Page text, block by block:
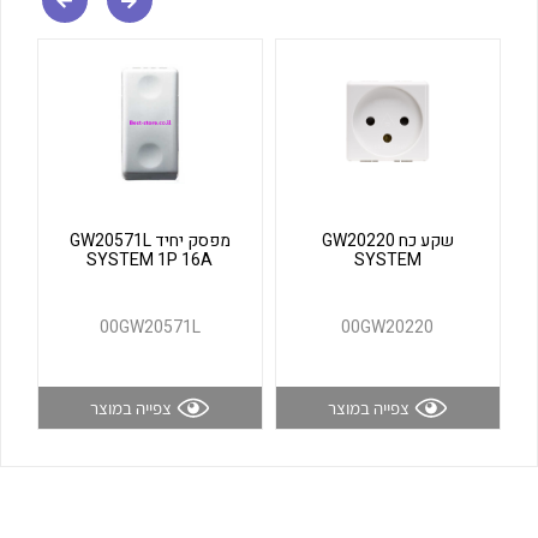
לכל מוצרי היצרן לכל מוצרי היצרן
שקע כח GW20220
SYSTEM
00GW20220
צפייה במוצר
מפסק יחיד GW20571L
SYSTEM 1P 16A
00GW20571L
צפייה במוצר